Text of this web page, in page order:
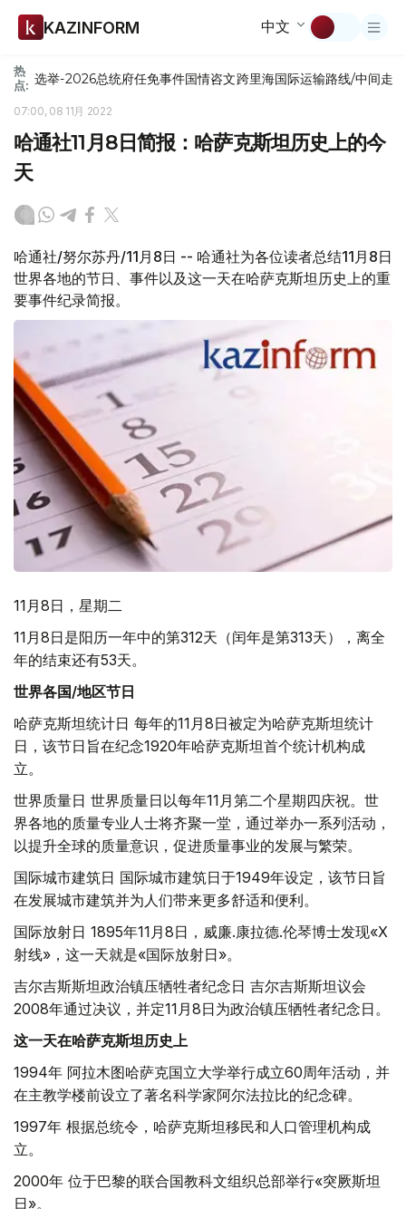
KAZINFORM 中文
热
点: 选举-2026总统府任免事件国情咨文跨里海国际运输路线/中间走廊
07:00, 08 11月 2022
哈通社11月8日简报：哈萨克斯坦历史上的今
天
哈通社/努尔苏丹/11月8日 -- 哈通社为各位读者总结11月8日
世界各地的节日、事件以及这一天在哈萨克斯坦历史上的重
要事件纪录简报。
11月8日，星期二
11月8日是阳历一年中的第312天（闰年是第313天），离全
年的结束还有53天。
世界各国/地区节日
哈萨克斯坦统计日 每年的11月8日被定为哈萨克斯坦统计
日，该节日旨在纪念1920年哈萨克斯坦首个统计机构成
立。
世界质量日 世界质量日以每年11月第二个星期四庆祝。世
界各地的质量专业人士将齐聚一堂，通过举办一系列活动，
以提升全球的质量意识，促进质量事业的发展与繁荣。
国际城市建筑日 国际城市建筑日于1949年设定，该节日旨
在发展城市建筑并为人们带来更多舒适和便利。
国际放射日 1895年11月8日，威廉.康拉德.伦琴博士发现«X
射线»，这一天就是«国际放射日»。
吉尔吉斯斯坦政治镇压牺牲者纪念日 吉尔吉斯斯坦议会
2008年通过决议，并定11月8日为政治镇压牺牲者纪念日。
这一天在哈萨克斯坦历史上
1994年 阿拉木图哈萨克国立大学举行成立60周年活动，并
在主教学楼前设立了著名科学家阿尔法拉比的纪念碑。
1997年 根据总统令，哈萨克斯坦移民和人口管理机构成
立。
2000年 位于巴黎的联合国教科文组织总部举行«突厥斯坦
日»。